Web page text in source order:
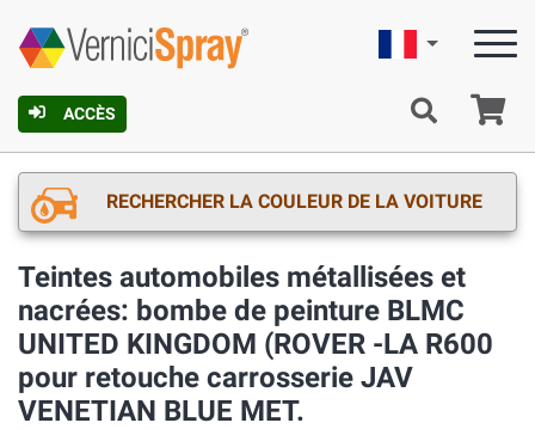
ACCÈS
Française
RECHERCHER LA COULEUR DE LA VOITURE
Teintes automobiles métallisées et
nacrées: bombe de peinture BLMC
UNITED KINGDOM (ROVER -LA R600
pour retouche carrosserie JAV
VENETIAN BLUE MET.